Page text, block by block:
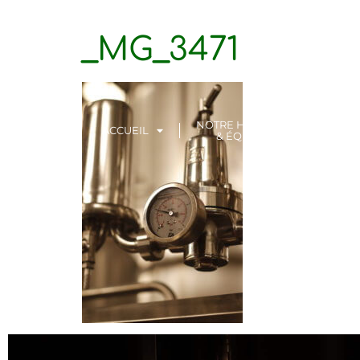
ACCUEIL
NOTRE HISTOIRE
& ÉQUIPE
_MG_3471